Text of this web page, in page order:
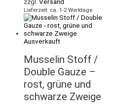
Lieferzeit: ca. 1-2 Werktage
Ausverkauft
Musselin Stoff /
Double Gauze –
rost, grüne und
schwarze Zweige